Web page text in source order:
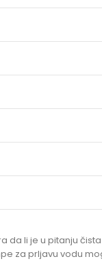
li je u pitanju
za prljavu vodu